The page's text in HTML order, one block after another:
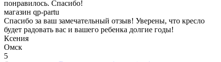
понравилось. Спасибо!
магазин qp-partu
Спасибо за ваш замечательный отзыв! Уверены, что кресло
будет радовать вас и вашего ребенка долгие годы!
Ксения
Омск
5